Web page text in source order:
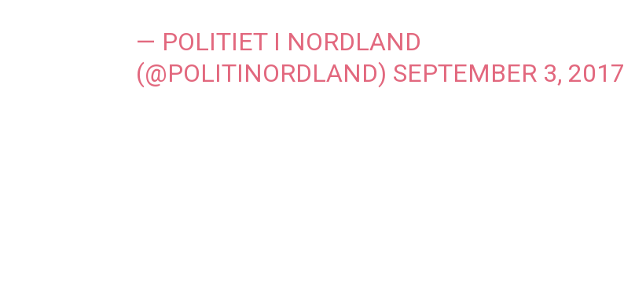
— POLITIET I NORDLAND
(@POLITINORDLAND) SEPTEMBER 3, 2017